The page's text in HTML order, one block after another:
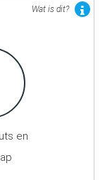
Wat is dit?
en